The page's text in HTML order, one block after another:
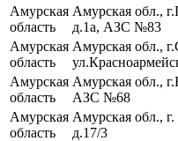
Амурская
область
Амурская обл.,
д.1а, АЗС №83
Амурская
область
Амурская обл.,
Амурская
область
Амурская обл.,
АЗС №68
Амурская
область
Амурская обл.,
д.17/3